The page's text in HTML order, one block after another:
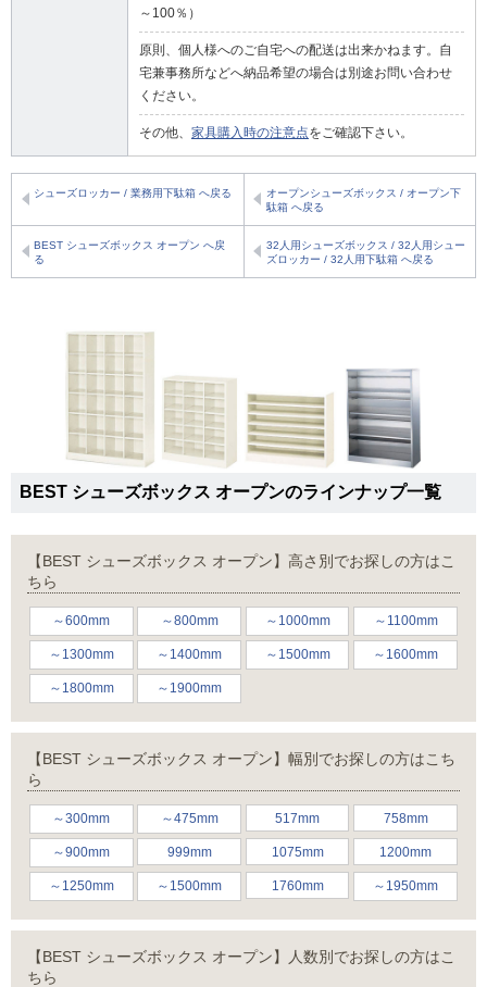
～100％）
原則、個人様へのご自宅への配送は出来かねます。自
宅兼事務所などへ納品希望の場合は別途お問い合わせ
ください。
その他、 家具購入時の注意点をご確認下さい。
シューズロッカー / 業務用下駄箱 へ戻る
オープンシューズボックス / オープン下
駄箱 へ戻る
BEST シューズボックス オープン へ戻
る
32人用シューズボックス / 32人用シュー
ズロッカー / 32人用下駄箱 へ戻る
BEST シューズボックス オープンのラインナップ一覧
【BEST シューズボックス オープン】高さ別でお探しの方はこ
ちら
～600mm ～800mm ～1000mm ～1100mm
～1300mm ～1400mm ～1500mm ～1600mm
～1800mm ～1900mm
【BEST シューズボックス オープン】幅別でお探しの方はこち
ら
～300mm ～475mm 517mm 758mm
～900mm 999mm 1075mm 1200mm
～1250mm ～1500mm 1760mm ～1950mm
【BEST シューズボックス オープン】人数別でお探しの方はこ
ちら